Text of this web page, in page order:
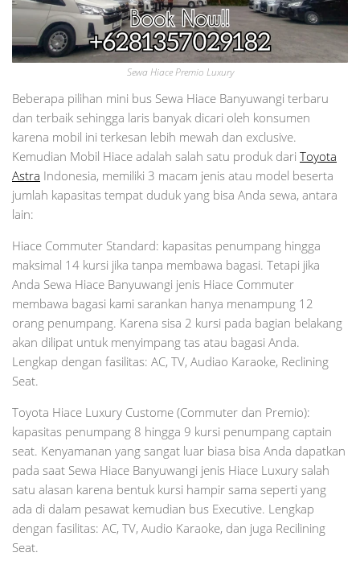
Sewa Hiace Premio Luxury
Beberapa pilihan mini bus Sewa Hiace Banyuwangi terbaru
dan terbaik sehingga laris banyak dicari oleh konsumen
karena mobil ini terkesan lebih mewah dan exclusive.
Kemudian Mobil Hiace adalah salah satu produk dari Toyota
Astra Indonesia, memiliki 3 macam jenis atau model beserta
jumlah kapasitas tempat duduk yang bisa Anda sewa, antara
lain:
Hiace Commuter Standard: kapasitas penumpang hingga
maksimal 14 kursi jika tanpa membawa bagasi. Tetapi jika
Anda Sewa Hiace Banyuwangi jenis Hiace Commuter
membawa bagasi kami sarankan hanya menampung 12
orang penumpang. Karena sisa 2 kursi pada bagian belakang
akan dilipat untuk menyimpang tas atau bagasi Anda.
Lengkap dengan fasilitas: AC, TV, Audiao Karaoke, Reclining
Seat.
Toyota Hiace Luxury Custome (Commuter dan Premio):
kapasitas penumpang 8 hingga 9 kursi penumpang captain
seat. Kenyamanan yang sangat luar biasa bisa Anda dapatkan
pada saat Sewa Hiace Banyuwangi jenis Hiace Luxury salah
satu alasan karena bentuk kursi hampir sama seperti yang
ada di dalam pesawat kemudian bus Executive. Lengkap
dengan fasilitas: AC, TV, Audio Karaoke, dan juga Recilining
Seat.